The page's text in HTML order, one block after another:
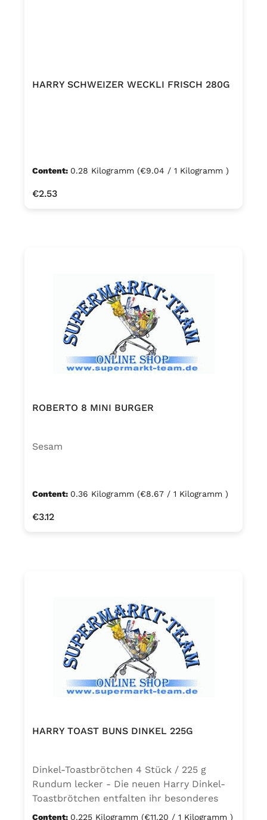
HARRY SCHWEIZER WECKLI FRISCH 280G
Content: 0.28 Kilogramm (€9.04 / 1 Kilogramm )
Regular price:
€2.53
ROBERTO 8 MINI BURGER
Sesam
Content: 0.36 Kilogramm (€8.67 / 1 Kilogramm )
Regular price:
€3.12
HARRY TOAST BUNS DINKEL 225G
Dinkel-Toastbrötchen 4 Stück / 225 g
Rundum lecker - Die neuen Harry Dinkel-
Toastbrötchen entfalten ihr besonderes
Aroma am besten knusprig getoastet und
Content: 0.225 Kilogramm (€11.20 / 1 Kilogramm )